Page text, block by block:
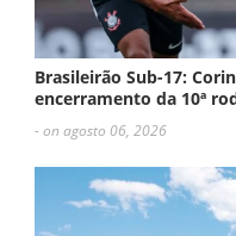
Brasileirão Sub-17:
encerramento da 10ª
- on agosto 06, 2026